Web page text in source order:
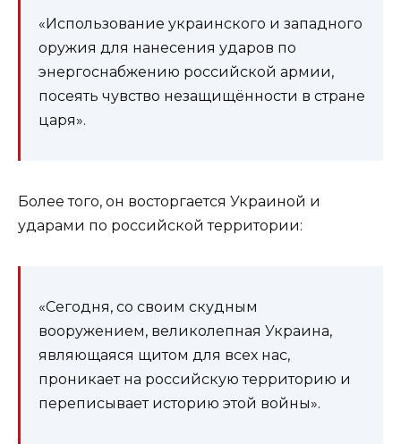
«Использование украинского и западного
оружия для нанесения ударов по
энергоснабжению российской армии,
посеять чувство незащищённости в стране
царя».
Более того, он восторгается Украиной и
ударами по российской территории:
«Сегодня, со своим скудным
вооружением, великолепная Украина,
являющаяся щитом для всех нас,
проникает на российскую территорию и
переписывает историю этой войны».